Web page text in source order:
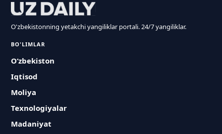
O'zbekistonning yetakchi yangiliklar portali. 24/7 yangiliklar.
BO'LIMLAR
O‘zbekiston
Iqtisod
Moliya
Texnologiyalar
Madaniyat